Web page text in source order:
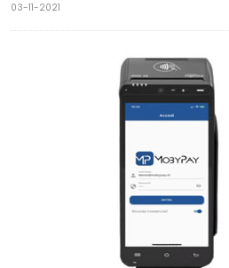
03-11-2021